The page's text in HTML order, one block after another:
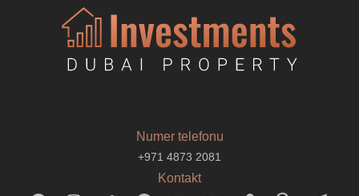
Numer telefonu
+971 4873 2081
Kontakt